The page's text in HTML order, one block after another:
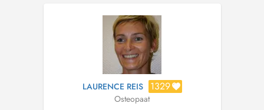
LAURENCE REIS 1329
Osteopaat